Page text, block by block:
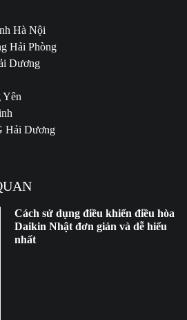
Hà Nội
Hải Phòng
Dương
Yên
Hải Dương
Cách sử dụng điều khiển điều hòa
Daikin Nhật đơn giản và dễ hiểu
nhất